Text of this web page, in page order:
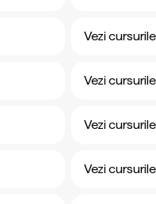
Vezi
Vezi
Vezi
Vezi